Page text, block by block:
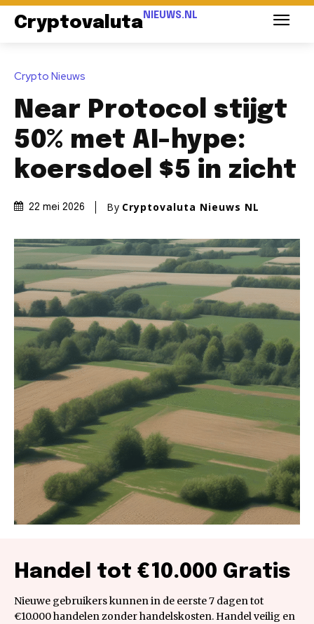
Cryptovaluta NIEUWS.NL
Crypto Nieuws
Near Protocol stijgt
50% met AI-hype:
koersdoel $5 in zicht
22 mei 2026 By Cryptovaluta Nieuws NL
Handel tot €10.000 Gratis
Nieuwe gebruikers kunnen in de eerste 7 dagen tot
€10.000 handelen zonder handelskosten. Handel veilig en